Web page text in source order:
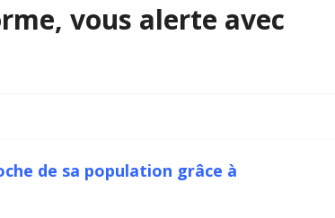
vous alerte avec
de sa population grâce à